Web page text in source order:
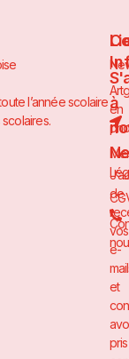
l’année scolaireen
à
de
vos
e-
et
pris